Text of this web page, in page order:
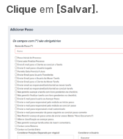
Clique em [Salvar].